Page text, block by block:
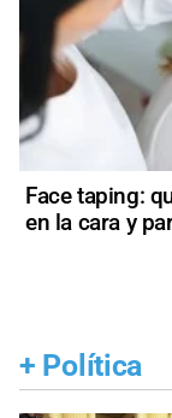
Face taping:
en la cara y
+ Política